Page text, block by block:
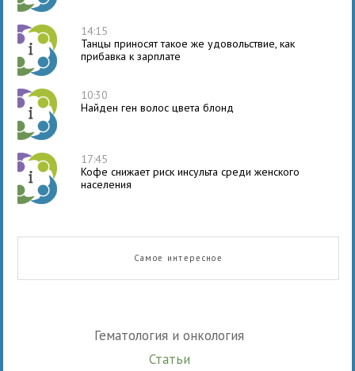
14:15
Танцы приносят такое же удовольствие, как
прибавка к зарплате
10:30
Найден ген волос цвета блонд
17:45
Кофе снижает риск инсульта среди женского
населения
Самое интересное
Гематология и онкология
Статьи